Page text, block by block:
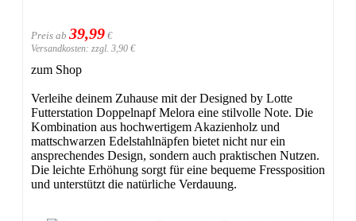
Preis ab 39,99 €
Versandkosten: zzgl. 3,90 €
zum Shop
Verleihe deinem Zuhause mit der Designed by Lotte
Futterstation Doppelnapf Melora eine stilvolle Note. Die
Kombination aus hochwertigem Akazienholz und
mattschwarzen Edelstahlnäpfen bietet nicht nur ein
ansprechendes Design, sondern auch praktischen Nutzen.
Die leichte Erhöhung sorgt für eine bequeme Fressposition
und unterstützt die natürliche Verdauung.